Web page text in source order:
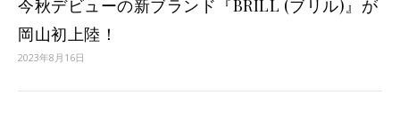
今秋デビューの新ブランド『BRILL (ブリル)』が
岡山初上陸！
2023年8月16日